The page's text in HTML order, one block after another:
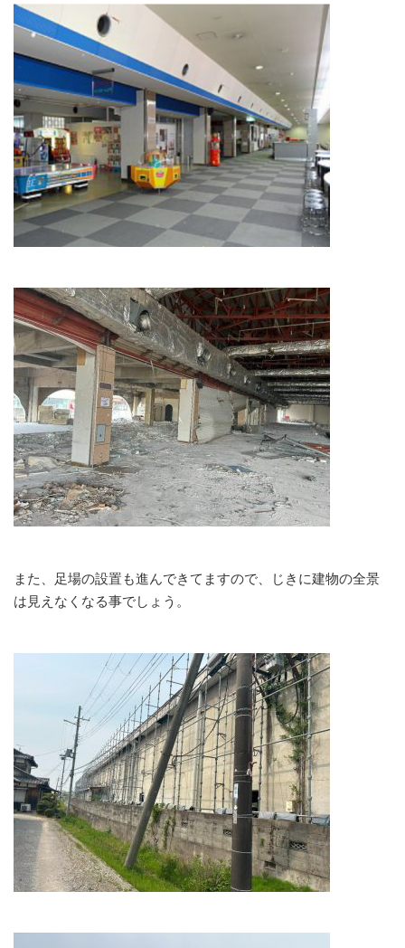
また、足場の設置も進んできてますので、じきに建物の全景
は見えなくなる事でしょう。